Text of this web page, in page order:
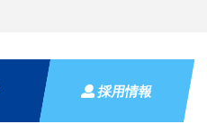
採用情報